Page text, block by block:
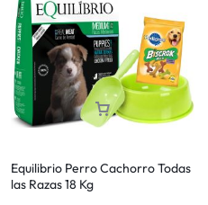
Equilibrio Perro Cachorro Todas
las Razas 18 Kg